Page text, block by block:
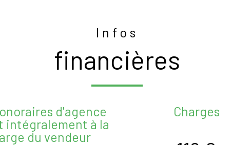
Infos
financières
d'agence
intégralement à la
du vendeur
Charges